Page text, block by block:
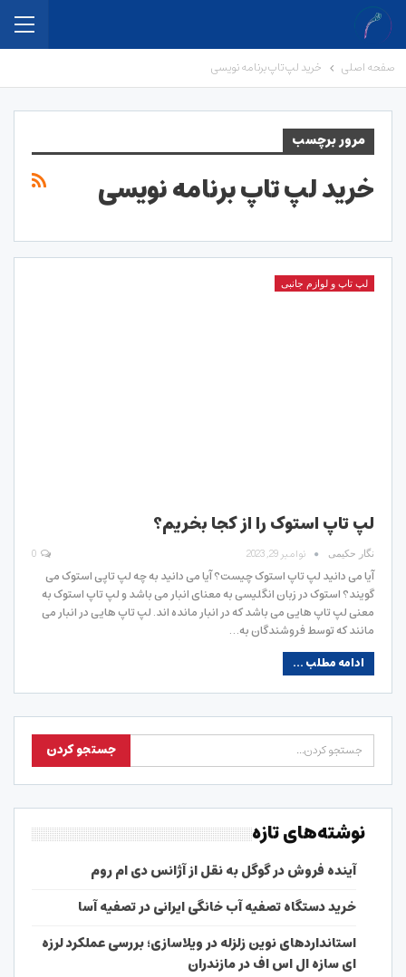
صفحه اصلی خرید لپ تاپ برنامه نویسی
مرور برچسب
خرید لپ تاپ برنامه نویسی
لپ تاپ و لوازم جانبی
لپ تاپ استوک را از کجا بخریم؟
نگار حکیمی نوامبر 29, 2023
آیا می دانید لپ تاپ استوک چیست؟ آیا می دانید به چه لپ تاپی استوک می
گویند؟ استوک در زبان انگلیسی به معنای انبار می باشد و لپ تاپ استوک به
معنی لپ تاپ هایی می باشد که در انبار مانده اند. لپ تاپ هایی در انبار می
مانند که توسط فروشندگان به…
ادامه مطلب ...
نوشته‌های تازه
آینده فروش در گوگل به نقل از آژانس دی ام روم
خرید دستگاه تصفیه آب خانگی ایرانی در تصفیه آسا
استانداردهای نوین زلزله در ویلاسازی؛ بررسی عملکرد لرزه
ای سازه ال اس اف در مازندران